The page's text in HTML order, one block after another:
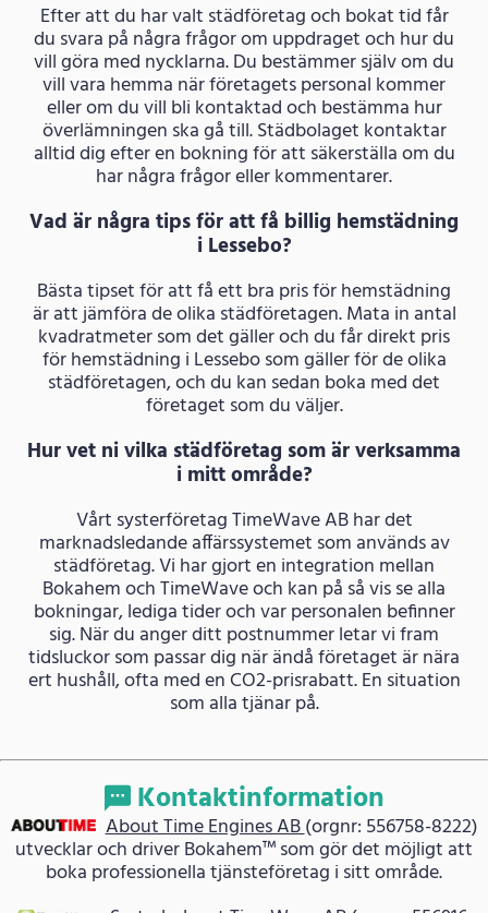
Efter att du har valt städföretag och bokat tid får
du svara på några frågor om uppdraget och hur du
vill göra med nycklarna. Du bestämmer själv om du
vill vara hemma när företagets personal kommer
eller om du vill bli kontaktad och bestämma hur
överlämningen ska gå till. Städbolaget kontaktar
alltid dig efter en bokning för att säkerställa om du
har några frågor eller kommentarer.
Vad är några tips för att få billig hemstädning
i Lessebo?
Bästa tipset för att få ett bra pris för hemstädning
är att jämföra de olika städföretagen. Mata in antal
kvadratmeter som det gäller och du får direkt pris
för hemstädning i Lessebo som gäller för de olika
städföretagen, och du kan sedan boka med det
företaget som du väljer.
Hur vet ni vilka städföretag som är verksamma
i mitt område?
Vårt systerföretag TimeWave AB har det
marknadsledande affärssystemet som används av
städföretag. Vi har gjort en integration mellan
Bokahem och TimeWave och kan på så vis se alla
bokningar, lediga tider och var personalen befinner
sig. När du anger ditt postnummer letar vi fram
tidsluckor som passar dig när ändå företaget är nära
ert hushåll, ofta med en CO2-prisrabatt. En situation
som alla tjänar på.
Kontaktinformation
About Time Engines AB(orgnr: 556758-8222)
utvecklar och driver Bokahem™ som gör det möjligt att
boka professionella tjänsteföretag i sitt område.